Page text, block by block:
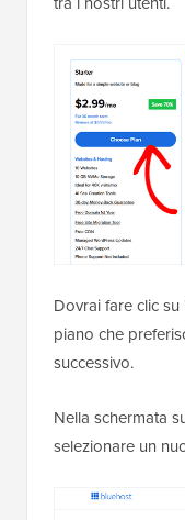
Dovrai fare clic
piano che
successivo.
Nella schermata
selezionare un